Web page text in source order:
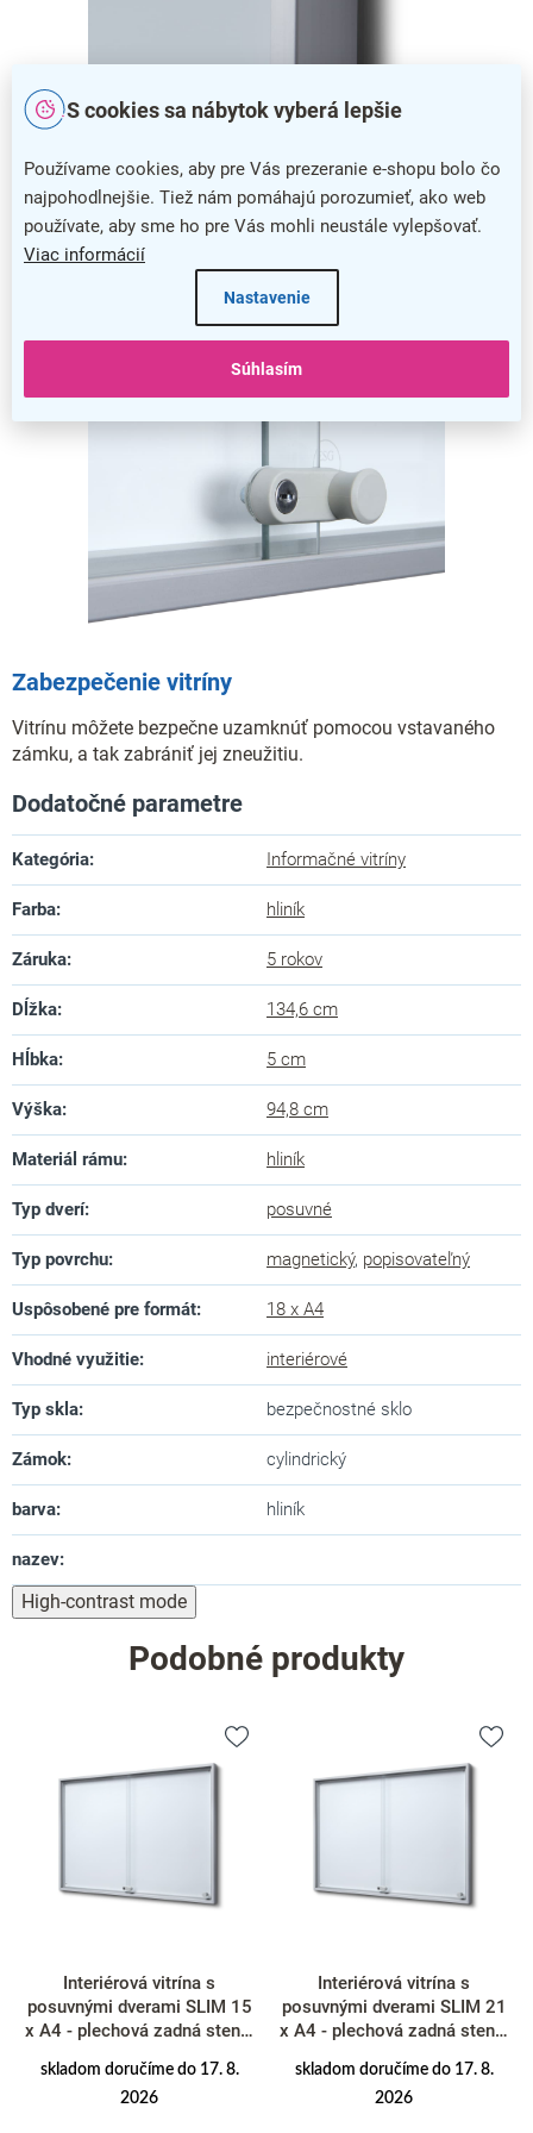
S cookies sa nábytok vyberá lepšie
Používame cookies, aby pre Vás prezeranie e-shopu bolo čo
najpohodlnejšie. Tiež nám pomáhajú porozumieť, ako web
používate, aby sme ho pre Vás mohli neustále vylepšovať.
Viac informácií
Nastavenie
Súhlasím
Ultratenký rám je vyrobený z kvalitného hliníka, ktorý je veľmi
odolný a spoľahlivo tak ochráni prezentovaný obsah.
Zabezpečenie vitríny
Vitrínu môžete bezpečne uzamknúť pomocou vstavaného
zámku, a tak zabrániť jej zneužitiu.
Dodatočné parametre
Kategória: Informačné vitríny
Farba: hliník
Záruka: 5 rokov
Dĺžka: 134,6 cm
Hĺbka: 5 cm
Výška: 94,8 cm
Materiál rámu: hliník
Typ dverí: posuvné
Typ povrchu: magnetický, popisovateľný
Uspôsobené pre formát: 18 x A4
Vhodné využitie: interiérové
Typ skla: bezpečnostné sklo
Zámok: cylindrický
barva: hliník
nazev:
High-contrast mode
Podobné produkty
Interiérová vitrína s
posuvnými dverami SLIM 15
x A4 - plechová zadná stena,
skladom doručíme do 17. 8.
2026
Interiérová vitrína s
posuvnými dverami SLIM 21
x A4 - plechová zadná stena,
skladom doručíme do 17. 8.
2026